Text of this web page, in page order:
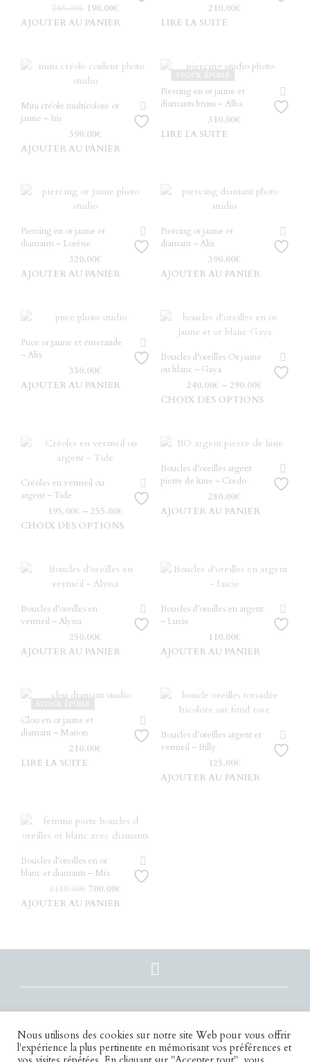
285.00€ Le
prix
285.00€.
190.00€Le
prix
190.00€.
AJOUTER AU PANIER
210.00€
LIRE LA SUITE
Mini créole multicolore or
jaune – Iris
390.00€
AJOUTER AU PANIER
STOCK ÉPUISÉ
Piercing en or jaune et
diamants bruns – Alba
310.00€
LIRE LA SUITE
Piercing en or jaune et
diamants – Lorène
320.00€
AJOUTER AU PANIER
Piercing or jaune et
diamant – Alix
390.00€
AJOUTER AU PANIER
Puce or jaune et émeraude
– Alix
330.00€
AJOUTER AU PANIER
Boucles d’oreilles Or jaune
ou blanc – Gaya
240.00€ –290.00€
CHOIX DES OPTIONS
Créoles en vermeil ou
argent – Tide
195.00€ – 255.00€
CHOIX DES OPTIONS
plusieurs
options
peuvent
choisies
page
produit
Boucles d’oreilles argent
pierre de lune – Credo
280.00€
AJOUTER AU PANIER
Boucles d’oreilles en
vermeil – Alyssa
250.00€
AJOUTER AU PANIER
Boucles d’oreilles en argent
– Lucie
110.00€
AJOUTER AU PANIER
STOCK ÉPUISÉ
Clou en or jaune et
diamant – Marion
210.00€
LIRE LA SUITE
Boucles d’oreilles argent et
vermeil – Billy
125.00€
AJOUTER AU PANIER
Boucles d’oreilles en or
blanc et diamants – Mia
1119.00€ Le
prix
700.00€
AJOUTER AU PANIER
Nous utilisons des cookies sur notre site Web pour vous offrir
l'expérience la plus pertinente en mémorisant vos préférences et